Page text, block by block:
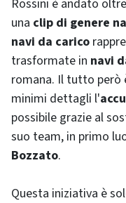
Rossini è andato
una clip di genere
navi da carico
trasformate in navi
romana. Il tutto
minimi dettagli l'
possibile grazie al
suo team, in primo
Bozzato.
Questa iniziativa è